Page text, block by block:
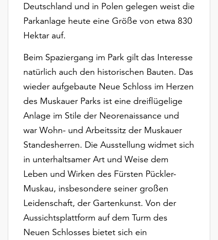
ausgeführt.
Möchten
verwendeten
Cookies
anpassen,
erreichen
Einstellungen
über
Schaltfläche
„Auswählen“.
Weitere
Informationen
finden
Deutschland und in Polen gelegen weist die
Parkanlage heute eine Größe von etwa 830
Hektar auf.
Beim Spaziergang im Park gilt das Interesse
natürlich auch den historischen Bauten. Das
wieder aufgebaute Neue Schloss im Herzen
des Muskauer Parks ist eine dreiflügelige
Anlage im Stile der Neorenaissance und
war Wohn- und Arbeitssitz der Muskauer
Standesherren. Die Ausstellung widmet sich
in unterhaltsamer Art und Weise dem
Leben und Wirken des Fürsten Pückler-
Muskau, insbesondere seiner großen
Leidenschaft, der Gartenkunst. Von der
Aussichtsplattform auf dem Turm des
Neuen Schlosses bietet sich ein